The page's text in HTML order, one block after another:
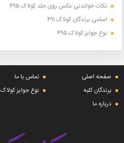
نکات خواندنی عکس روی جلد کولاک ۴۹۵
اسامی برندگان کولاک ۴۹۱
نوع جوایز کولاک ۴۹۵
صفحه اصلی تماس با ما
برندگان کلبه
نوع جوایز کولاک
درباره ما